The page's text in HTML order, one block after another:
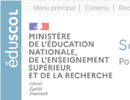
Menu principal Contenu